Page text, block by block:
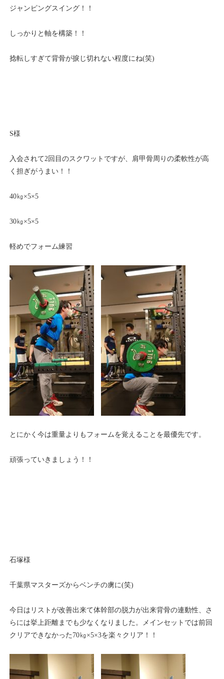
ジャンピングスイング！！
しっかりと軸を構築！！
捻転しすぎて背骨が捩じ切れない程度にね(笑)
S様
入会されて2回目のスクワットですが、肩甲骨周りの柔軟性が高
く担ぎがうまい！！
40㎏×5×5
30㎏×5×5
軽めでフォーム練習
とにかく今は重量よりもフォームを覚えることを最優先です。
頑張っていきましょう！！
石塚様
千葉県マスターズからベンチの虜に(笑)
今日はリストが改善出来て体幹部の脱力が出来背骨の連動性、さ
らには挙上距離までも少なくなりました。メインセットでは前回
クリアできなかった70㎏×5×3を楽々クリア！！